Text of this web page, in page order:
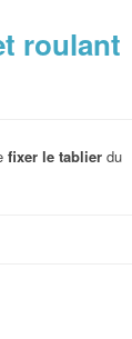
roulant
fixer le tablierdu